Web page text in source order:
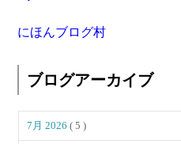
にほんブログ村
ブログアーカイブ
7月 2026( 5 )